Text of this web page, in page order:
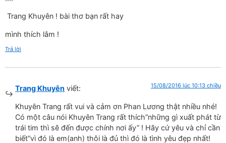
Trang Khuyên ! bài thơ bạn rất hay
mình thích lắm !
Trả lời
Trang Khuyên viết: 15/08/2016 lúc 10:13 chiều
Khuyên Trang rất vui và cảm ơn Phan Lương thật nhiều nhé!
Có một câu nói Khuyên Trang rất thích”những gì xuất phát từ
trái tim thì sẽ đến được chính nơi ấy” ! Hãy cứ yêu và chỉ cần
biết”vì đó là em(anh) thôi là đủ thì đó là tình yêu đẹp nhất!